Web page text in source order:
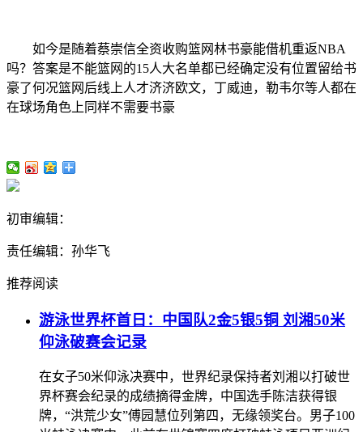
如今是随着蔡崇信全资收购篮网林书豪能借机重返NBA
吗？答案是不能篮网的15人大名单都已经确定没有位置留给书
豪了何况篮网后线上人才济济欧文，丁威迪，勒韦尔等人都在
在球场角色上同样不需要书豪
初审编辑：
责任编辑：孙华飞
推荐阅读
游泳世界杯首日：中国队2金5银5铜 刘湘50米
仰泳破赛会记录
在女子50米仰泳决赛中，世界纪录保持者刘湘以打破世
界杯赛会纪录的成绩摘得金牌，中国选手陈洁获得银
牌，“洪荒少女”傅园慧位列第四，无缘领奖台。男子100